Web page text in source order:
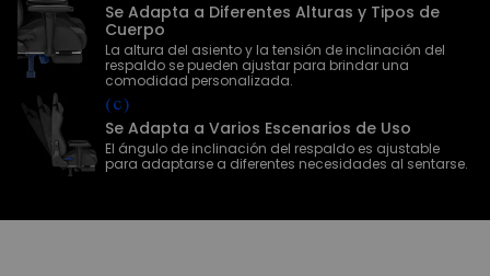
Se Adapta a Diferentes Alturas y Tipos de
Cuerpo
La altura del asiento y la tensión de inclinación del
respaldo se pueden ajustar para brindar una
comodidad personalizada.
(c)
Se Adapta a Varios Escenarios de Uso
El ángulo de inclinación del respaldo es ajustable
para adaptarse a diferentes necesidades al sentarse.